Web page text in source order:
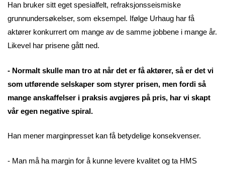
Han bruker sitt eget spesialfelt, refraksjonsseismiske
grunnundersøkelser, som eksempel. Ifølge Urhaug har få
aktører konkurrert om mange av de samme jobbene i mange år.
Likevel har prisene gått ned.
- Normalt skulle man tro at når det er få aktører, så er det vi
som utførende selskaper som styrer prisen, men fordi så
mange anskaffelser i praksis avgjøres på pris, har vi skapt
vår egen negative spiral.
Han mener marginpresset kan få betydelige konsekvenser.
- Man må ha margin for å kunne levere kvalitet og ta HMS